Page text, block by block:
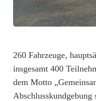
e
o
h
n
260 Fahrzeuge,
insgesamt 400
dem Motto
Abschlusskundgebung